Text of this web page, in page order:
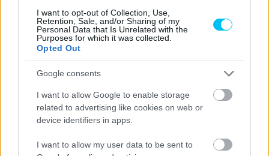
I want to opt-out of Collection, Use,
Retention, Sale, and/or Sharing of my
Personal Data that Is Unrelated with the
Purposes for which it was collected.
Opted Out
Google consents
I want to allow Google to enable storage
related to advertising like cookies on web or
device identifiers in apps.
I want to allow my user data to be sent to
CIMKÉK Ducati Jack Miller Le Mans
Előző cikk
Aegerter a hétvége hősei a
MotoE-ben
kavicságyas száguldás